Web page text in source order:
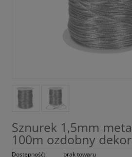
Sznurek 1,5mm
100m ozdobny
Dostępność: brak towaru